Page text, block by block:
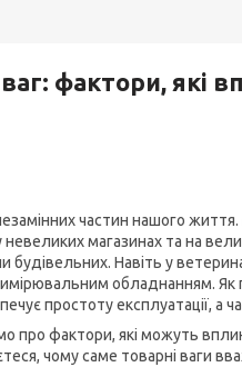
фактори, які
частин нашого
магазинах та на
будівельних. Навіть у
обладнанням. Як
простоту експлуатації, а
про фактори, які можуть
чому саме товарні ваги